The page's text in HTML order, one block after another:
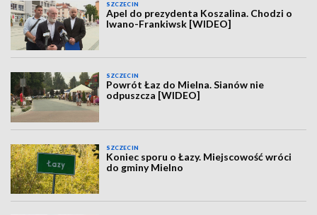
SZCZECIN
Apel do prezydenta Koszalina. Chodzi o
Iwano-Frankiwsk [WIDEO]
SZCZECIN
Powrót Łaz do Mielna. Sianów nie
odpuszcza [WIDEO]
SZCZECIN
Koniec sporu o Łazy. Miejscowość wróci
do gminy Mielno